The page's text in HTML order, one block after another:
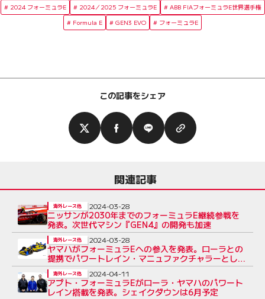
2024 フォーミュラE 2024／2025 フォーミュラE
ABB FIAフォーミュラE世界選手権
Formula E
GEN3 EVO フォーミュラE
この記事をシェア
関連記事
ニッサンが2030年までのフォーミュラE継続参戦を
発表。次世代マシン『GEN4』の開発も加速
海外レース他 2024-03-28
ヤマハがフォーミュラEへの参入を発表。ローラとの
提携でパワートレイン・マニュファクチャラーとして
の活動を開始
海外レース他 2024-03-28
アプト・フォーミュラEがローラ・ヤマハのパワート
レイン搭載を発表。シェイクダウンは6月予定
海外レース他 2024-04-11